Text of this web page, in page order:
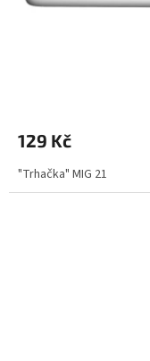
129 Kč
"Trhačka" MIG 21